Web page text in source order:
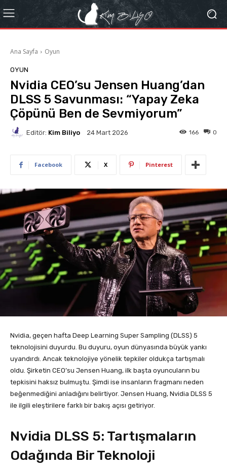
Ana Sayfa Oyun
OYUN
Nvidia CEO’su Jensen Huang’dan
DLSS 5 Savunması: “Yapay Zeka
Çöpünü Ben de Sevmiyorum”
Editör: Kim Biliyo 24 Mart 2026 0
166
Facebook X Pinterest
Nvidia, geçen hafta Deep Learning Super Sampling (DLSS) 5
teknolojisini duyurdu. Bu duyuru, oyun dünyasında büyük yankı
uyandırdı. Ancak teknolojiye yönelik tepkiler oldukça tartışmalı
oldu. Şirketin CEO’su Jensen Huang, ilk başta oyuncuların bu
tepkisini haksız bulmuştu. Şimdi ise insanların fragmanı neden
beğenmediğini anladığını belirtiyor. Jensen Huang, Nvidia DLSS 5
ile ilgili eleştirilere farklı bir bakış açısı getiriyor.
Nvidia DLSS 5: Tartışmaların
Odağında Bir Teknoloji